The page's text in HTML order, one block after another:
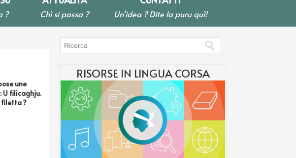
? Chì si passa ? Un'idea ? Dite la puru quì!
une
U filicaghju.
filetta ?
RISORSE IN LINGUA CORSA